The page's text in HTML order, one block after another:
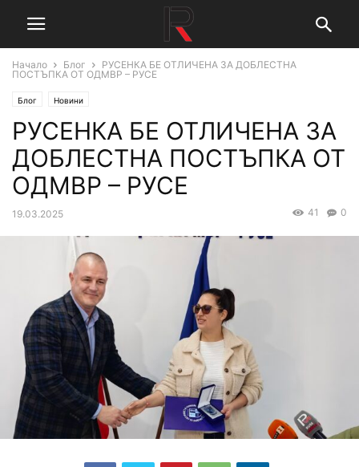
Начало Блог
РУСЕНКА БЕ ОТЛИЧЕНА ЗА ДОБЛЕСТНА
ПОСТЪПКА ОТ ОДМВР – РУСЕ
Блог Новини
РУСЕНКА БЕ ОТЛИЧЕНА ЗА
ДОБЛЕСТНА ПОСТЪПКА ОТ
ОДМВР – РУСЕ
19.03.2025 0
41